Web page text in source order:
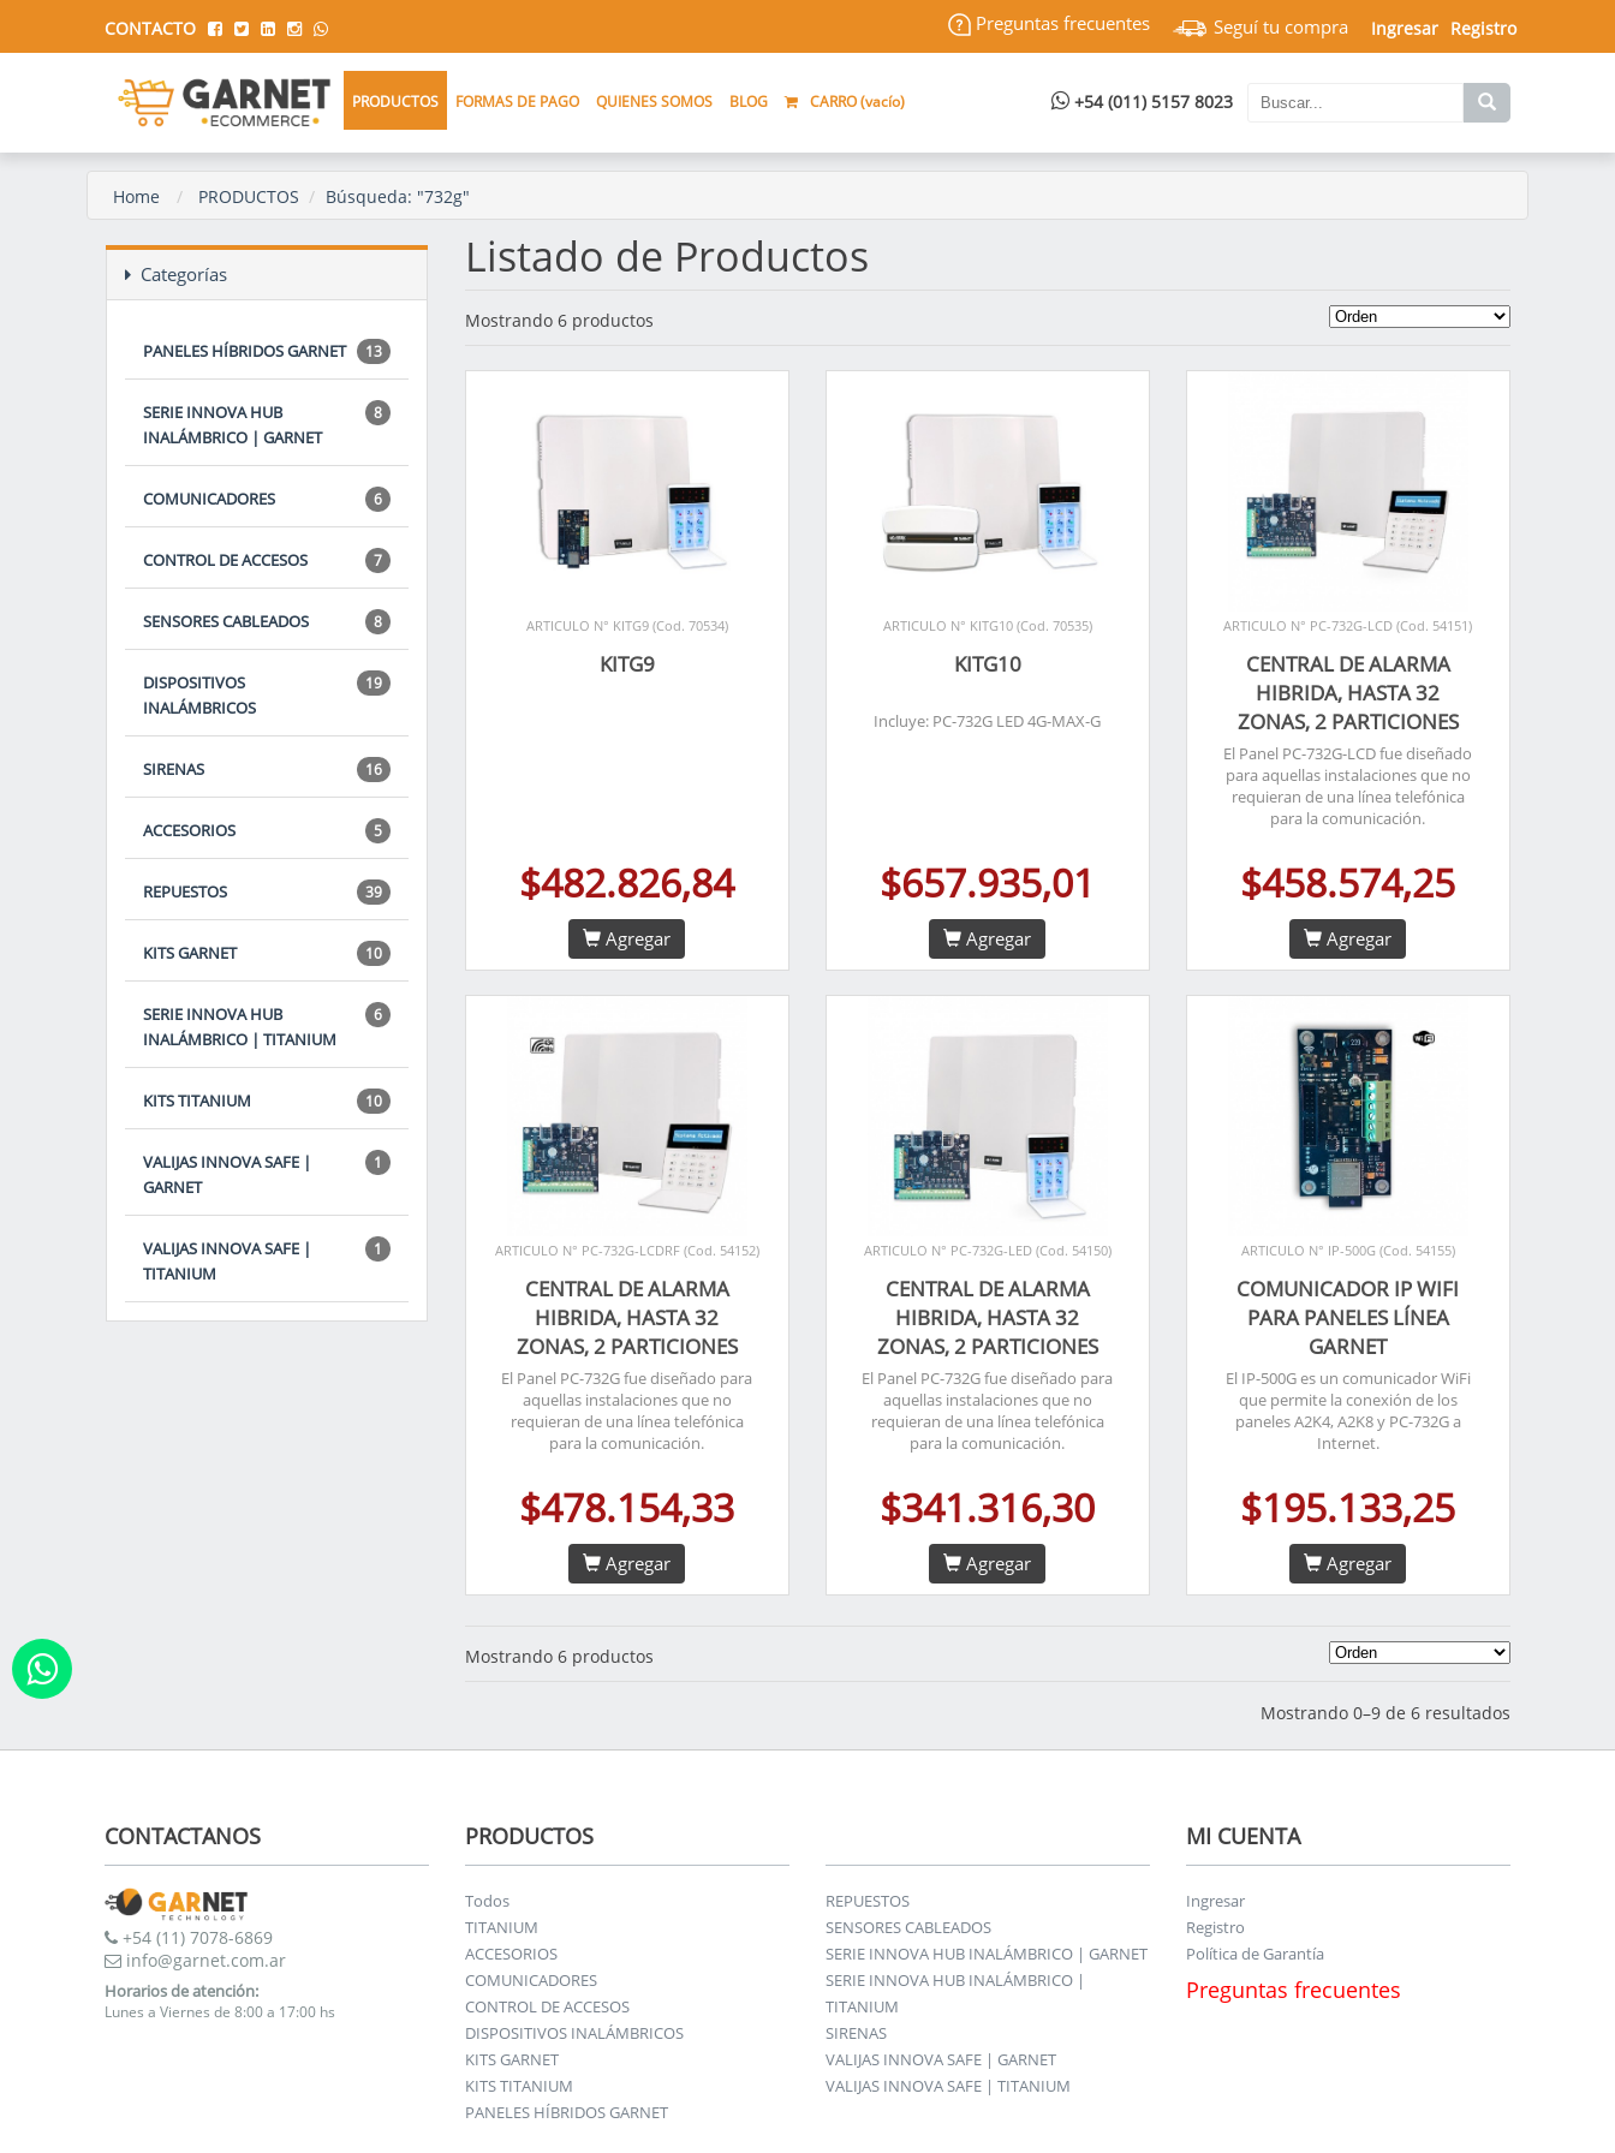
CONTACTO Ingresar Registro
Seguí tu compra
Preguntas frecuentes
+54 (011) 5157 8023
PRODUCTOS FORMAS DE PAGO QUIENES SOMOS BLOG CARRO (vacío)
Home PRODUCTOS Búsqueda: "732g"
Categorías
13
PANELES HÍBRIDOS GARNET
8
SERIE INNOVA HUB
INALÁMBRICO | GARNET
6
COMUNICADORES
7
CONTROL DE ACCESOS
8
SENSORES CABLEADOS
19
DISPOSITIVOS
INALÁMBRICOS
16
SIRENAS
5
ACCESORIOS
39
REPUESTOS
10
KITS GARNET
6
SERIE INNOVA HUB
INALÁMBRICO | TITANIUM
10
KITS TITANIUM
1
VALIJAS INNOVA SAFE |
GARNET
1
VALIJAS INNOVA SAFE |
TITANIUM
Listado de Productos
Mostrando 6 productos
ARTICULO N° KITG9 (Cod. 70534)
KITG9
$482.826,84
Agregar
ARTICULO N° KITG10 (Cod. 70535)
KITG10
Incluye: PC-732G LED 4G-MAX-G
$657.935,01
Agregar
ARTICULO N° PC-732G-LCD (Cod. 54151)
CENTRAL DE ALARMA
HIBRIDA, HASTA 32
ZONAS, 2 PARTICIONES
El Panel PC-732G-LCD fue diseñado
para aquellas instalaciones que no
requieran de una línea telefónica
para la comunicación.
$458.574,25
Agregar
ARTICULO N° PC-732G-LCDRF (Cod. 54152)
CENTRAL DE ALARMA
HIBRIDA, HASTA 32
ZONAS, 2 PARTICIONES
El Panel PC-732G fue diseñado para
aquellas instalaciones que no
requieran de una línea telefónica
para la comunicación.
$478.154,33
Agregar
ARTICULO N° PC-732G-LED (Cod. 54150)
CENTRAL DE ALARMA
HIBRIDA, HASTA 32
ZONAS, 2 PARTICIONES
El Panel PC-732G fue diseñado para
aquellas instalaciones que no
requieran de una línea telefónica
para la comunicación.
$341.316,30
Agregar
ARTICULO N° IP-500G (Cod. 54155)
COMUNICADOR IP WIFI
PARA PANELES LÍNEA
GARNET
El IP-500G es un comunicador WiFi
que permite la conexión de los
paneles A2K4, A2K8 y PC-732G a
Internet.
$195.133,25
Agregar
Mostrando 6 productos
Mostrando 0–9 de 6 resultados
CONTACTANOS
+54 (11) 7078-6869
info@garnet.com.ar
Horarios de atención:
Lunes a Viernes de 8:00 a 17:00 hs
PRODUCTOS
Todos
TITANIUM
ACCESORIOS
COMUNICADORES
CONTROL DE ACCESOS
DISPOSITIVOS INALÁMBRICOS
KITS GARNET
KITS TITANIUM
PANELES HÍBRIDOS GARNET
REPUESTOS
SENSORES CABLEADOS
SERIE INNOVA HUB INALÁMBRICO | GARNET
SERIE INNOVA HUB INALÁMBRICO |
TITANIUM
SIRENAS
VALIJAS INNOVA SAFE | GARNET
VALIJAS INNOVA SAFE | TITANIUM
MI CUENTA
Ingresar
Registro
Política de Garantía
Preguntas frecuentes